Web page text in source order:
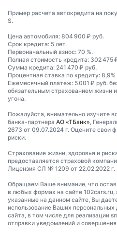
Пример расчета автокредита на
S.
Цена автомобиля: 804 900 ₽ руб.
Срок кредита: 5 лет.
Первоначальный взнос: 70 %.
Полная стоимость кредита: 302 475
Сумма кредита: 241 470 ₽ руб.
Процентная ставка по кредиту: 8,9%
Ежемесячный платеж: 5 001 ₽ руб.
обязательным страхованием жизни
угона.
Пожалуйста, внимательно изучите
банка-партнера АО «ТБанк» ,
2673 от 09.07.2024 г. Оцените свои
риски.
Страхование жизни, здоровья и
предоставляется страховой
Лицензия СЛ № 1209 от 22.02.2022 г.
Обращаем Ваше внимание, что
в любых формах на сайте 102cars.ru,
указанные на данном сайте, Вы
использование Ваших
сайта, в том числе для реализации
отправки уведомлений и